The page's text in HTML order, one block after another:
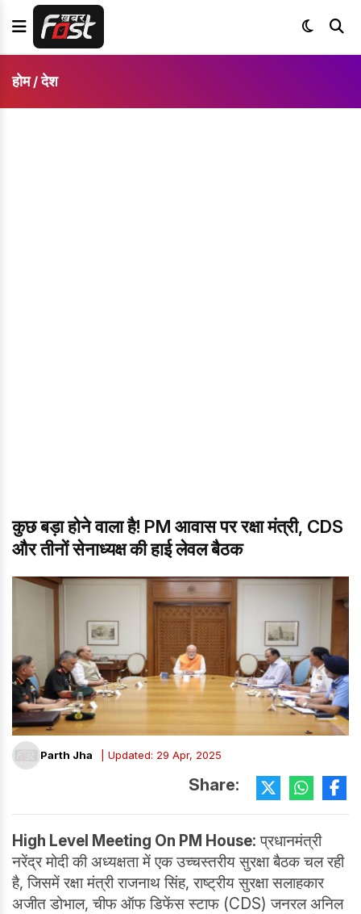
होम/ देश
कुछ बड़ा होने वाला है! PM आवास पर रक्षा मंत्री, CDS
और तीनों सेनाध्यक्ष की हाई लेवल बैठक
Parth Jha | Updated: 29 Apr, 2025
Share:
High Level Meeting On PM House: प्रधानमंत्री
नरेंद्र मोदी की अध्यक्षता में एक उच्चस्तरीय सुरक्षा बैठक चल रही
है, जिसमें रक्षा मंत्री राजनाथ सिंह, राष्ट्रीय सुरक्षा सलाहकार
अजीत डोभाल, चीफ ऑफ डिफेंस स्टाफ (CDS) जनरल अनिल